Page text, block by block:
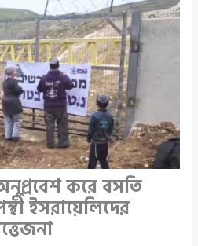
করে বসতি
ইসরায়েলিদের